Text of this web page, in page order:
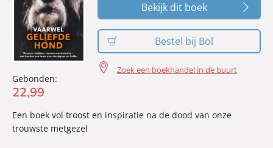
Gebonden:
22,99
Bekijk dit boek
Bestel bij Bol
Zoek een boekhandel in de buurt
Een boek vol troost en inspiratie na de dood van onze
trouwste metgezel